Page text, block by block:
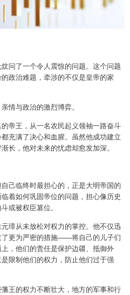
问了一个令人震惊的问题。这个问题
政治难题，牵涉的不仅是皇帝的家
情与政治的激烈博弈。
帝王，从一名农民起义领袖一路奋斗
充满了决心和血腥。虽然他成功建立
长，他对未来的忧虑却愈发加深。
己临终时最担心的，正是大明帝国的
着如何巩固帝位的问题，担心像历史
或被权臣篡位。
璋从未放松对权力的掌控。他不仅迅
了更为严密的措施——将自己的儿子们
，他们的责任是保护边疆、抵御外
限制他们的权力，防止他们过于强
王的权力不断壮大，地方的军事和行